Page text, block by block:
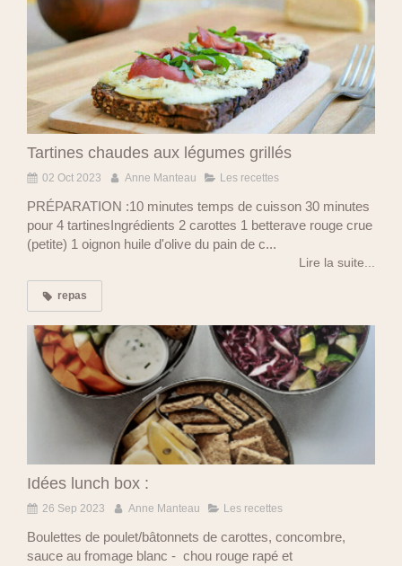
Tartines chaudes aux légumes grillés
02 Oct 2023 Anne Manteau Les recettes
PRÉPARATION :10 minutes temps de cuisson 30 minutes
pour 4 tartinesIngrédients 2 carottes 1 betterave rouge crue
(petite) 1 oignon huile d'olive du pain de c...
Lire la suite...
repas
Idées lunch box :
26 Sep 2023 Anne Manteau Les recettes
Boulettes de poulet/bâtonnets de carottes, concombre,
sauce au fromage blanc - chou rouge rapé et